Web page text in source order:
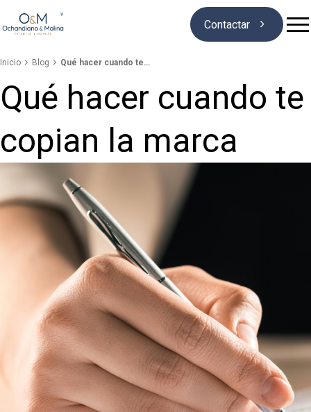
Quiénes somos
Marcas
Patentes
Blog
Contactar 
Inicio  Blog  Qué hacer cuando te…
Qué hacer cuando te
copian la marca